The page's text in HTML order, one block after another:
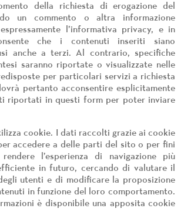
della richiesta di erogazione del
un commento o altra informazione
l’informativa privacy, e in
che i contenuti inseriti siano
anche a terzi. Al contrario, specifiche
saranno riportate o visualizzate nelle
per particolari servizi a richiesta
pertanto acconsentire esplicitamente
riportati in questi form per poter inviare
cookie. I dati raccolti grazie ai cookie
accedere a delle parti del sito o per fini
l’esperienza di navigazione più
in futuro, cercando di valutare il
utenti e di modificare la proposizione
in funzione del loro comportamento.
è disponibile una apposita cookie